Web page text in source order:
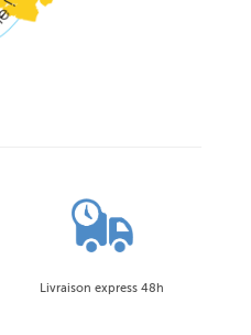
Livraison express 48h